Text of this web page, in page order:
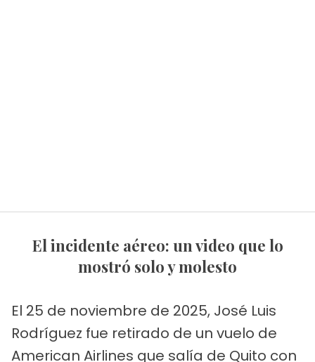
El incidente aéreo: un video que lo
mostró solo y molesto
El 25 de noviembre de 2025, José Luis
Rodríguez fue retirado de un vuelo de
American Airlines que salía de Quito con